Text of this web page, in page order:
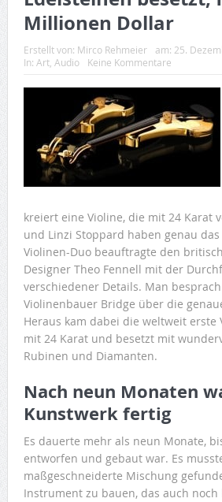
Millionen Dollar
Erstellt von: Mirco Rehmeier am: 25.
In: Art, Audio Keine Kommentare
kreiert eine Violine, die mit 24 Karat
und Linzi Stoppard haben genau das
Violinen-Duo beauftragte den
Designer Theo Fennell mit der
verschiedener Details. Man
Violinenbauer Bridge über die
Heraus kam dabei die weltweit erste
mit 24 Karat und besetzt mit
Rubinen und Diamanten.
Nach neun Monaten
Kunstwerk fertig
Es dauerte mehr als neun Monate,
entworfen und gebaut war. Es
maßgeschneiderte Mischung
Instrument zu bauen, das auch